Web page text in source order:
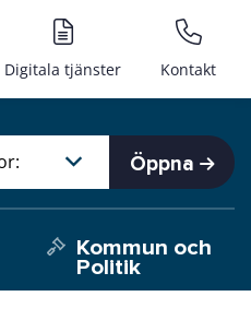
Digitala tjänster Kontakt
Öppna
Kommun och
Politik